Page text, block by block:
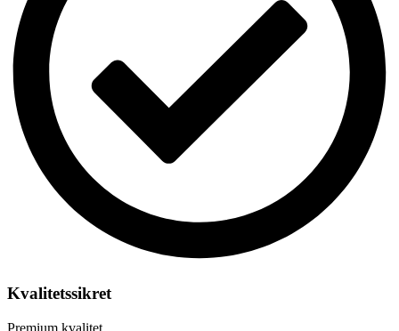
Kvalitetssikret
Premium kvalitet